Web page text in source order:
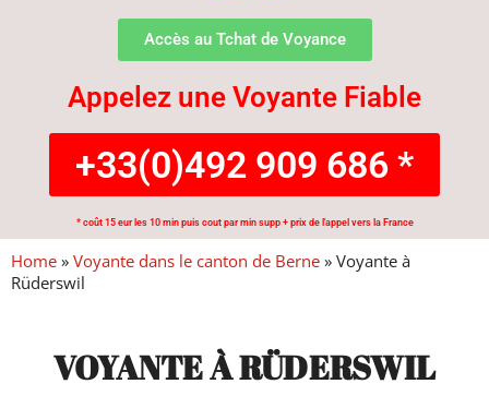
Accès au Tchat de Voyance
Appelez une Voyante Fiable
+33(0)492 909 686 *
* coût 15 eur les 10 min puis cout par min supp + prix de l'appel vers la France
Home » Voyante dans le canton de Berne » Voyante à
Rüderswil
VOYANTE À RÜDERSWIL